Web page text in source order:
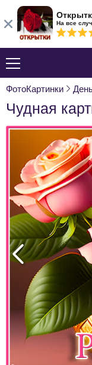
ФотоКартинки
Чудная
На все